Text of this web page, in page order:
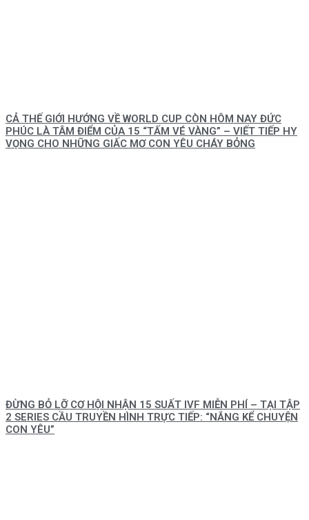
CẢ THẾ GIỚI HƯỚNG VỀ WORLD CUP CÒN HÔM NAY ĐỨC
PHÚC LÀ TÂM ĐIỂM CỦA 15 “TẤM VÉ VÀNG” – VIẾT TIẾP HY
VỌNG CHO NHỮNG GIẤC MƠ CON YÊU CHÁY BỎNG
ĐỪNG BỎ LỠ CƠ HỘI NHẬN 15 SUẤT IVF MIỄN PHÍ – TẠI TẬP
2 SERIES CẦU TRUYỀN HÌNH TRỰC TIẾP: “NẮNG KỂ CHUYỆN
CON YÊU”